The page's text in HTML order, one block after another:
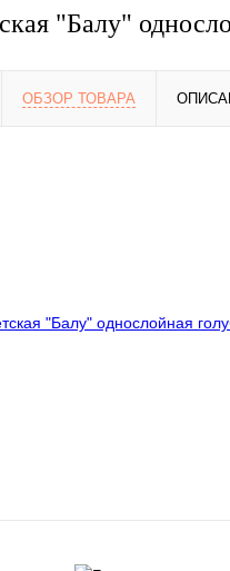
"Балу"
ОБЗОР ТОВАРА